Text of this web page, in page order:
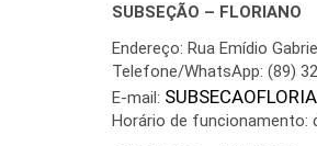
SUBSEÇÃO – FLORIANO
Endereço: Rua Emídio
Telefone/WhatsApp: (89)
E-mail:
Horário de funcionamento: